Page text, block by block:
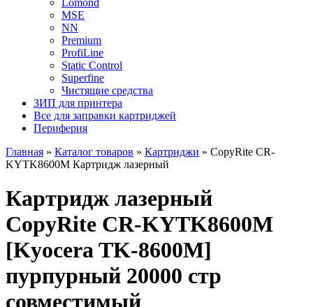
Lomond
MSE
NN
Premium
ProfiLine
Static Control
Superfine
Чистящие средства
ЗИП для принтера
Все для заправки картриджей
Периферия
Главная » Каталог товаров » Картриджи » CopyRite CR-
KYTK8600M Картридж лазерный
Картридж лазерный
CopyRite CR-KYTK8600M
[Kyocera TK-8600M]
пурпурный 20000 стр
совместимый